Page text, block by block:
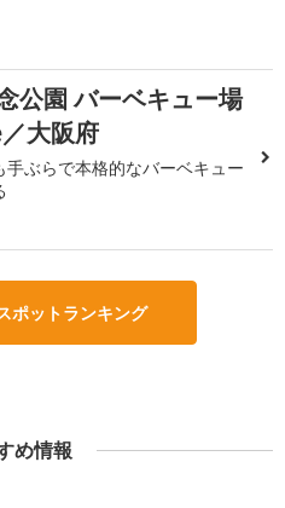
公園 バーベキュー場
大阪府
手ぶらで本格的なバーベキュー
ポットランキング
め情報